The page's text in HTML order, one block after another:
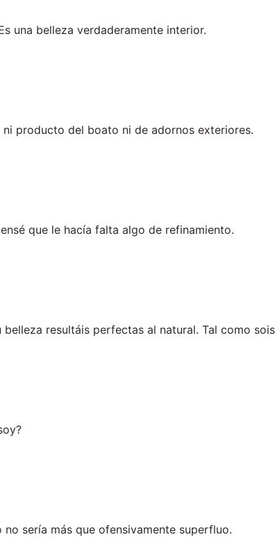
una belleza verdaderamente interior.
producto del boato ni de adornos exteriores.
que le hacía falta algo de refinamiento.
resultáis perfectas al natural. Tal como
sería más que ofensivamente superfluo.